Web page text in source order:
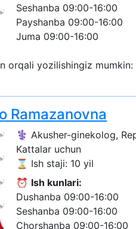
Seshanba 09:00-16:00
Payshanba 09:00-16:00
Juma 09:00-16:00
orqali yozilishingiz
Ramazanovna
⚕️ Akusher-ginekolog,
Kattalar uchun
⌛ Ish staji: 10 yil
⏰ Ish kunlari:
Dushanba 09:00-16:00
Seshanba 09:00-16:00
Chorshanba 09:00-16:00